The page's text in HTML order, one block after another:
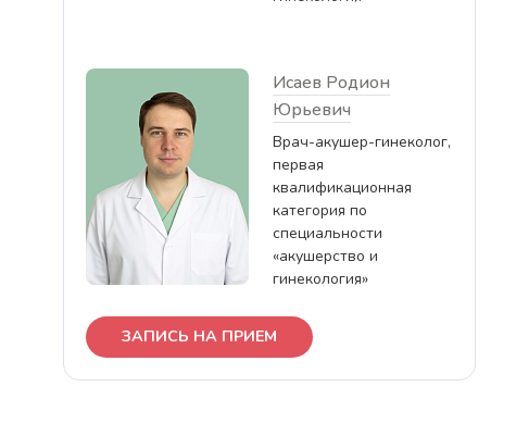
Исаев Родион
Юрьевич
Врач-акушер-гинеколог,
первая
квалификационная
категория по
специальности
«акушерство и
гинекология»
ЗАПИСЬ НА ПРИЕМ